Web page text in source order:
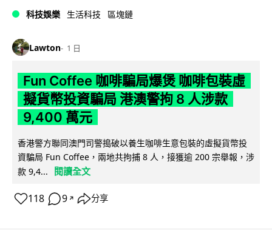
科技娛樂 生活科技 區塊鏈
Lawton 1 日
Fun Coffee 咖啡騙局爆煲 咖啡包裝虛
擬貨幣投資騙局 港澳警拘 8 人涉款
9,400 萬元
香港警方聯同澳門司警搗破以養生咖啡生意包裝的虛擬貨幣投
資騙局 Fun Coffee，兩地共拘捕 8 人，接獲逾 200 宗舉報，涉
款 9,4...
閱讀全文
118 9 ↗ 分享